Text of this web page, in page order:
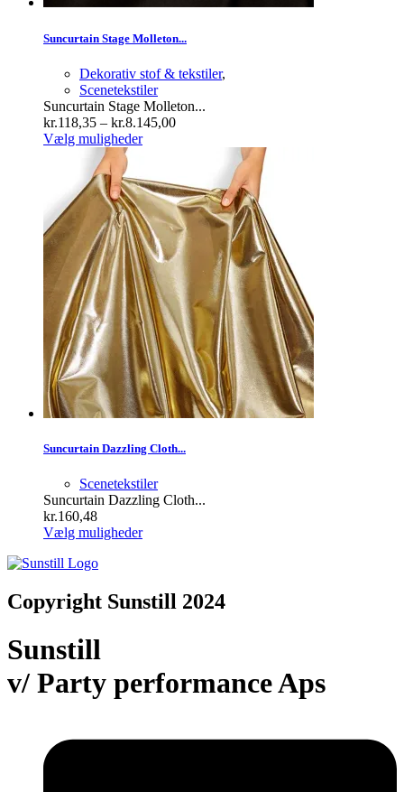
Suncurtain Stage Molleton...
Dekorativ stof & tekstiler,
Scenetekstiler
Suncurtain Stage Molleton...
kr.118,35 – kr.8.145,00Prisinterval:
kr.8.145,00
Vælg mulighederDette
flere
varianter.
Mulighederne
kan
vælges
på
varesiden
Suncurtain Dazzling Cloth...
Scenetekstiler
Suncurtain Dazzling Cloth...
kr.160,48
Vælg mulighederDette
varianter.
Mulighederne
varesiden
Copyright Sunstill 2024
Sunstill
v/ Party performance Aps